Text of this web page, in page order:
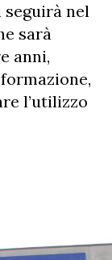
seguirà nel
sarà
anni,
l’utilizzo